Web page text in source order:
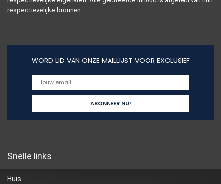
respectievelijke bronnen.
WORD LID VAN ONZE MAILLIJST VOOR EXCLUSIEF
Snelle links
Huis